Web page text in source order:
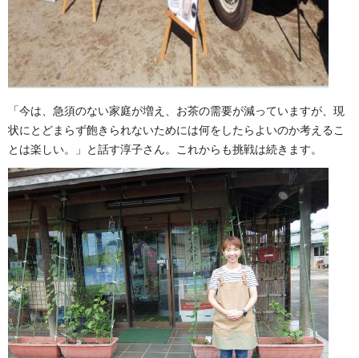
「今は、急須のない家庭が増え、お茶の需要が減っていますが、現
状にとどまらず飽きられないためには何をしたらよいのか考えるこ
とは楽しい。」と話す淳子さん。これからも挑戦は続きます。